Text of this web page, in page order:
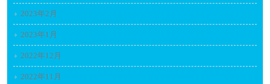
2023年2月
2023年1月
2022年12月
2022年11月